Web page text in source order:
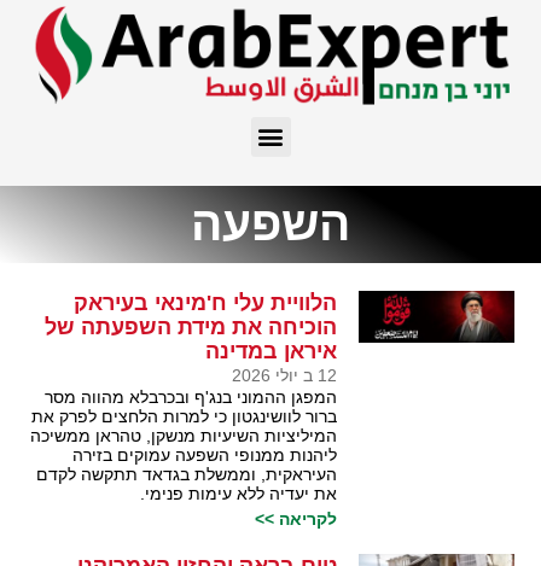
השפעה
הלוויית עלי ח'מינאי בעיראק
הוכיחה את מידת השפעתה של
איראן במדינה
12 ב יולי 2026
המפגן ההמוני בנג'ף ובכרבלא מהווה מסר
ברור לוושינגטון כי למרות הלחצים לפרק את
המיליציות השיעיות מנשקן, טהראן ממשיכה
ליהנות ממנופי השפעה עמוקים בזירה
העיראקית, וממשלת בגדאד תתקשה לקדם
את יעדיה ללא עימות פנימי.
לקריאה >>